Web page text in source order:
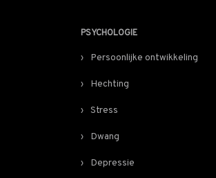
PSYCHOLOGIE
Persoonlijke ontwikkeling
Hechting
Stress
Dwang
Depressie